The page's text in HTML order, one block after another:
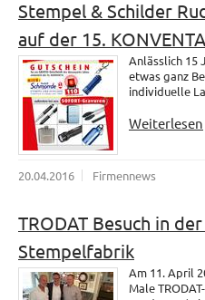
Stempel & Schilder
auf der 15. KONVENTA
Anlässlich 15
etwas ganz
individuelle
Weiterlesen
20.04.2016 Firmennews
TRODAT Besuch in
Stempelfabrik
Am 11. April
Male